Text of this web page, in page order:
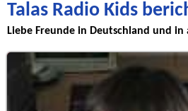
Talas Radio Kids
Liebe Freunde in Deutschland und